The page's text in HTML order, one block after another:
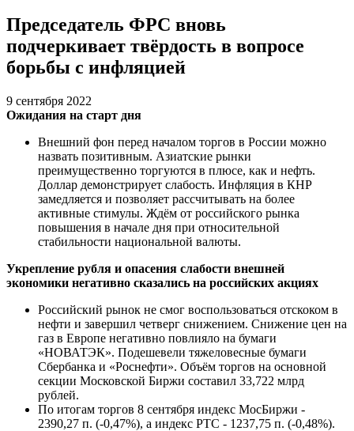
Председатель ФРС вновь
подчеркивает твёрдость в вопросе
борьбы с инфляцией
9 сентября 2022
Ожидания на старт дня
Внешний фон перед началом торгов в России можно
назвать позитивным. Азиатские рынки
преимущественно торгуются в плюсе, как и нефть.
Доллар демонстрирует слабость. Инфляция в КНР
замедляется и позволяет рассчитывать на более
активные стимулы. Ждём от российского рынка
повышения в начале дня при относительной
стабильности национальной валюты.
Укрепление рубля и опасения слабости внешней
экономики негативно сказались на российских акциях
Российский рынок не смог воспользоваться отскоком в
нефти и завершил четверг снижением. Снижение цен на
газ в Европе негативно повлияло на бумаги
«НОВАТЭК». Подешевели тяжеловесные бумаги
Сбербанка и «Роснефти». Объём торгов на основной
секции Московской Биржи составил 33,722 млрд
рублей.
По итогам торгов 8 сентября индекс МосБиржи -
2390,27 п. (-0,47%), а индекс РТС - 1237,75 п. (-0,48%).